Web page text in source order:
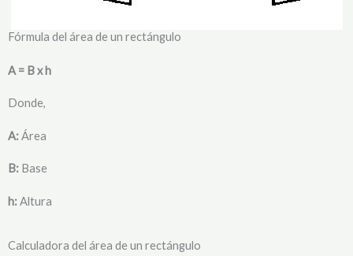
Fórmula del área de un rectángulo
A = B x h
Donde,
A:Área
B: Base
h:Altura
Calculadora del área de un rectángulo